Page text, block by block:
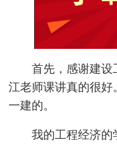
首先，感谢建设
江老师课讲真的很
一建的。
我的工程经济的